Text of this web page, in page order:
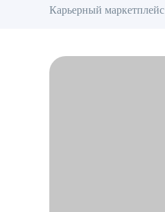
Карьерный маркетплейс